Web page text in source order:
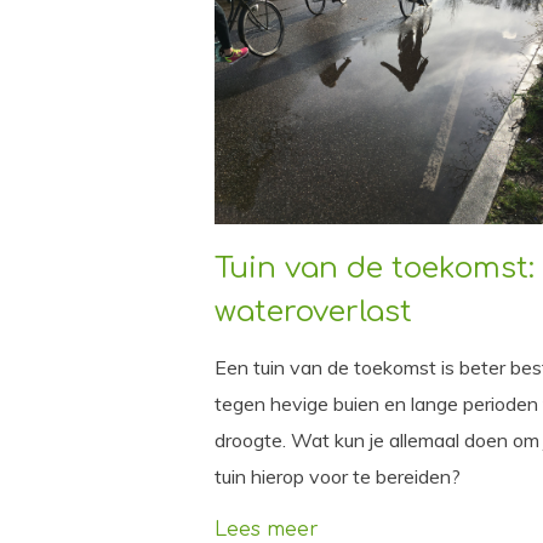
Tuin van de toekomst:
wateroverlast
Een tuin van de toekomst is beter
tegen hevige buien en lange perioden
droogte. Wat kun je allemaal doen om
tuin hierop voor te bereiden?
Lees meer